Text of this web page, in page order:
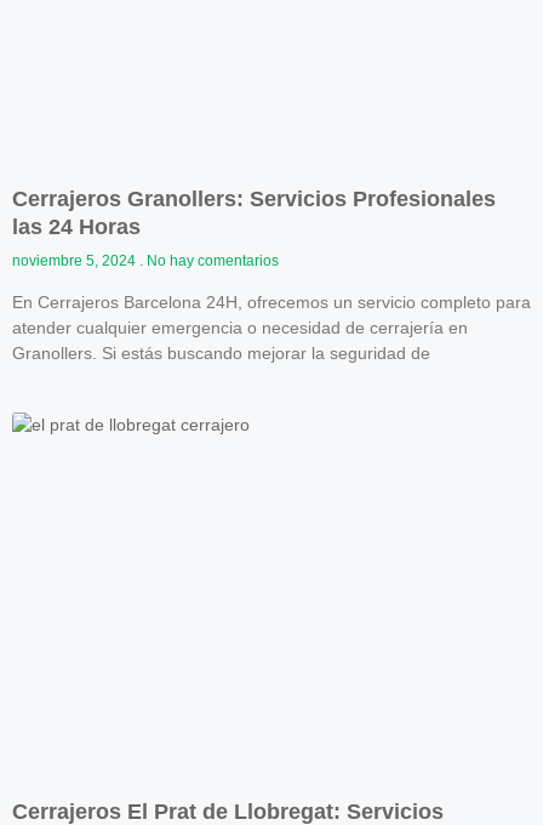
Cerrajeros Granollers: Servicios Profesionales
las 24 Horas
noviembre 5, 2024 No hay comentarios
En Cerrajeros Barcelona 24H, ofrecemos un servicio completo para
atender cualquier emergencia o necesidad de cerrajería en
Granollers. Si estás buscando mejorar la seguridad de
Cerrajeros El Prat de Llobregat: Servicios